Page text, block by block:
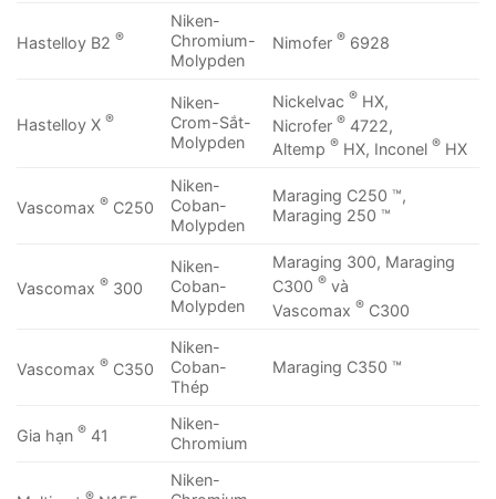
Hastelloy B2 ®
Niken-
Chromium-
Molypden
Nimofer® 6928
Hastelloy X ®
Niken-
Crom-Sắt-
Molypden
Nickelvac® HX,
Nicrofer® 4722,
Altemp® HX, Inconel® HX
Vascomax ® C250
Niken-
Coban-
Molypden
Maraging C250 ™,
Maraging 250 ™
Vascomax ® 300
Niken-
Coban-
Molypden
Maraging 300, Maraging
C300® và
Vascomax® C300
Vascomax ® C350
Niken-
Coban-
Thép
Maraging C350 ™
Gia hạn ® 41
Niken-
Chromium
Niken-